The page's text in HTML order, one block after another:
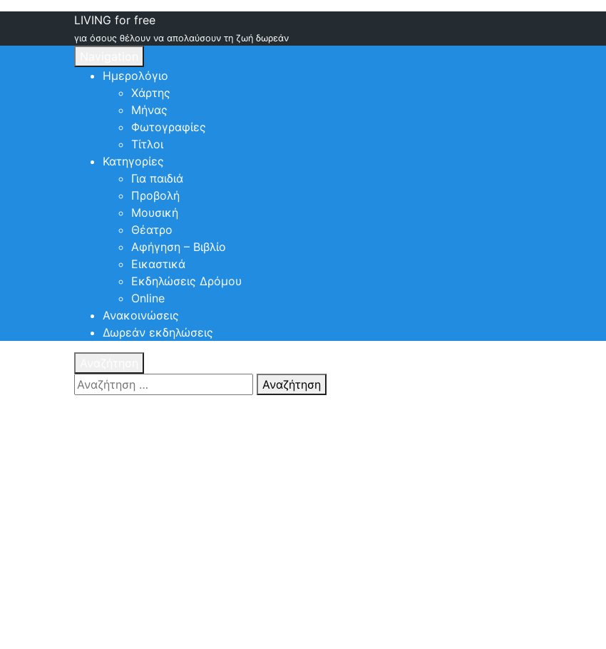
LIVING for free
για όσους θέλουν να απολαύσουν τη ζωή δωρεάν
Ημερολόγιο
Χάρτης
Μήνας
Φωτογραφίες
Τίτλοι
Κατηγορίες
Για παιδιά
Προβολή
Μουσική
Θέατρο
Αφήγηση – Βιβλίο
Εικαστικά
Εκδηλώσεις Δρόμου
Online
Ανακοινώσεις
Δωρεάν εκδηλώσεις
Αναζήτηση